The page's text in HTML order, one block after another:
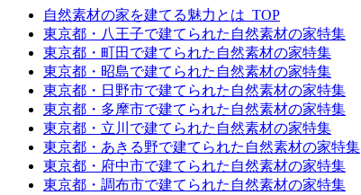
自然素材の家を建てる魅力とは_TOP
東京都・八王子で建てられた自然素材の家特集
東京都・町田で建てられた自然素材の家特集
東京都・昭島で建てられた自然素材の家特集
東京都・日野市で建てられた自然素材の家特集
東京都・多摩市で建てられた自然素材の家特集
東京都・立川で建てられた自然素材の家特集
東京都・あきる野で建てられた自然素材の家特集
東京都・府中市で建てられた自然素材の家特集
東京都・調布市で建てられた自然素材の家特集